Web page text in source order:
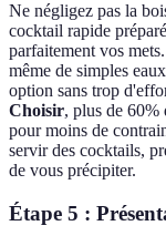
Ne négligez pas la
cocktail rapide
parfaitement vos
même de simples
option sans trop
Choisir, plus de 60%
pour moins de
servir des cocktails,
de vous précipiter.
Étape 5 :